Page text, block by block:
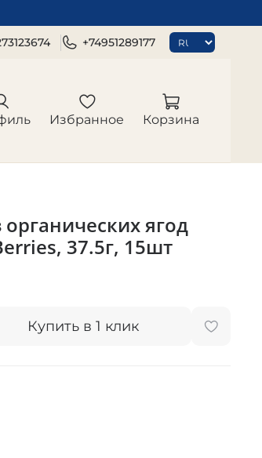
+74951289177
Избранное Корзина
ягод
37.5г, 15шт
Купить в 1 клик